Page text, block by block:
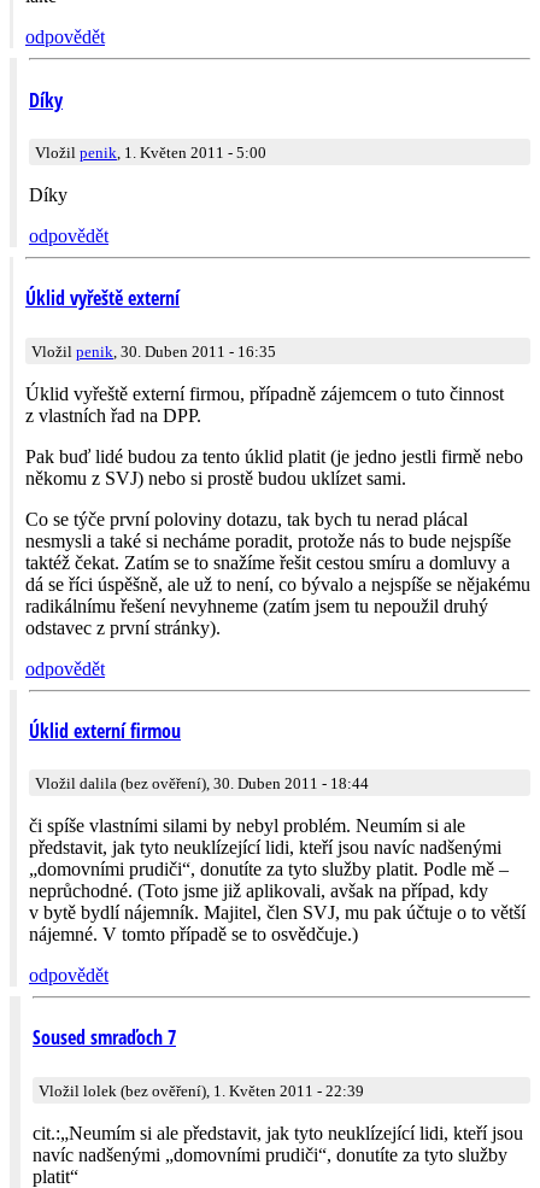
odpovědět
Díky
Vložil penik, 1. Květen 2011 - 5:00
Díky
odpovědět
Úklid vyřeště externí
Vložil penik , 30. Duben 2011 - 16:35
Úklid vyřeště externí firmou, případně zájemcem o tuto činnost
z vlastních řad na DPP.
Pak buď lidé budou za tento úklid platit (je jedno jestli firmě nebo
někomu z SVJ) nebo si prostě budou uklízet sami.
Co se týče první poloviny dotazu, tak bych tu nerad plácal
nesmysli a také si necháme poradit, protože nás to bude nejspíše
taktéž čekat. Zatím se to snažíme řešit cestou smíru a domluvy a
dá se říci úspěšně, ale už to není, co bývalo a nejspíše se nějakému
radikálnímu řešení nevyhneme (zatím jsem tu nepoužil druhý
odstavec z první stránky).
odpovědět
Úklid externí firmou
Vložil dalila (bez ověření), 30. Duben 2011 - 18:44
či spíše vlastními silami by nebyl problém. Neumím si ale
představit, jak tyto neuklízející lidi, kteří jsou navíc nadšenými
„domovními prudiči“, donutíte za tyto služby platit. Podle mě –
neprůchodné. (Toto jsme již aplikovali, avšak na případ, kdy
v bytě bydlí nájemník. Majitel, člen SVJ, mu pak účtuje o to větší
nájemné. V tomto případě se to osvědčuje.)
odpovědět
Soused smraďoch 7
Vložil lolek (bez ověření), 1. Květen 2011 - 22:39
cit.:„Neumím si ale představit, jak tyto neuklízející lidi, kteří jsou
navíc nadšenými „domovními prudiči“, donutíte za tyto služby
platit“